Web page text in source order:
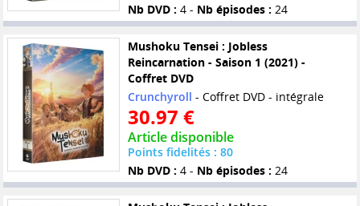
Nb DVD : 4 - Nb épisodes : 24
Mushoku Tensei : Jobless
Reincarnation - Saison 1 (2021) -
Coffret DVD
Crunchyroll - Coffret DVD - intégrale
30.97 €
Article disponible
Points fidelités : 80
Nb DVD : 4 - Nb épisodes : 24